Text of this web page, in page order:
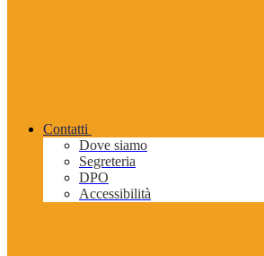
Contatti
Dove siamo
Segreteria
DPO
Accessibilità